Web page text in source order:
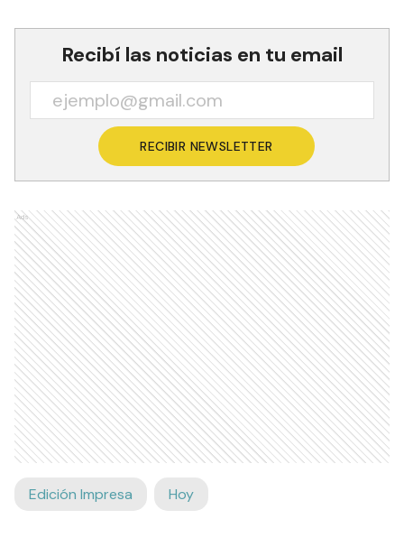
Recibí las noticias en tu email
RECIBIR NEWSLETTER
Ads
Edición Impresa Hoy